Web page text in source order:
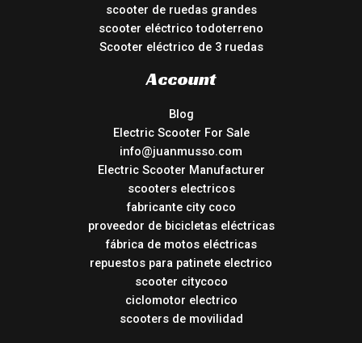
scooter de ruedas grandes
scooter eléctrico todoterreno
Scooter eléctrico de 3 ruedas
Account
Blog
Electric Scooter For Sale
info@juanmusso.com
Electric Scooter Manufacturer
scooters electricos
fabricante city coco
proveedor de bicicletas eléctricas
fábrica de motos eléctricas
repuestos para patinete electrico
scooter citycoco
ciclomotor electrico
scooters de movilidad